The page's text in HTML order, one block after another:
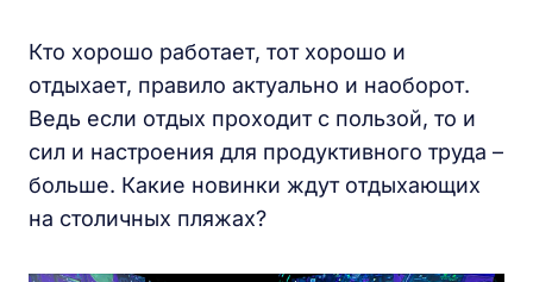
Кто хорошо работает, тот хорошо и
отдыхает, правило актуально и наоборот.
Ведь если отдых проходит с пользой, то и
сил и настроения для продуктивного труда –
больше. Какие новинки ждут отдыхающих
на столичных пляжах?